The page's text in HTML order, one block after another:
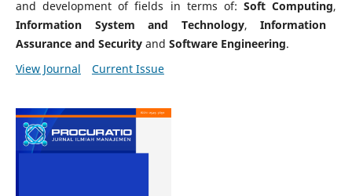
and development of fields in terms of: Soft Computing,
Information System and Technology, Information
Assurance and Security and Software Engineering.
View Journal
Current Issue